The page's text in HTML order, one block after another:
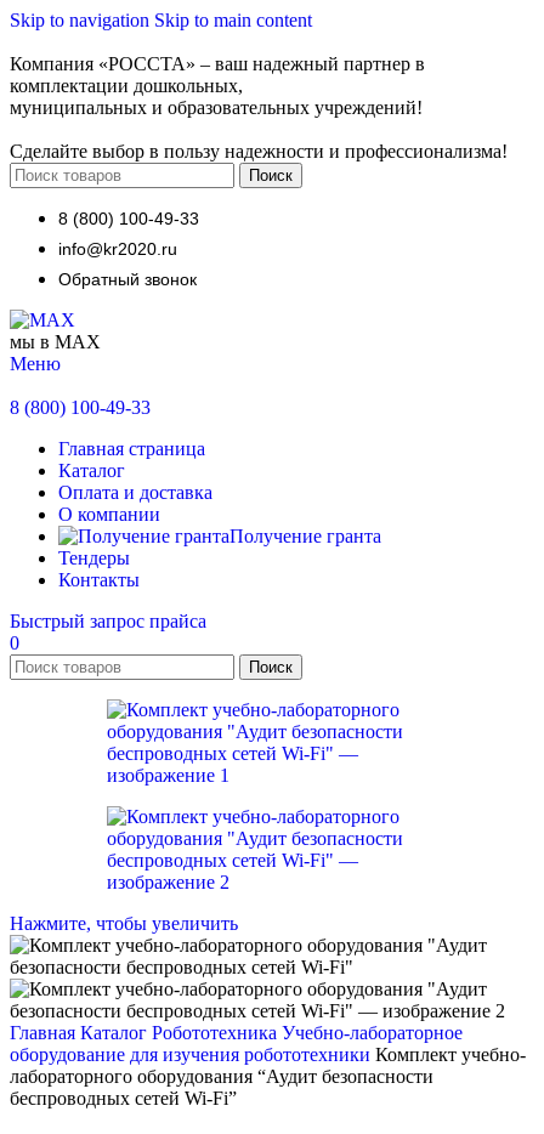
Skip to navigation Skip to main content
Компания «РОССТА» – ваш надежный партнер в
комплектации дошкольных,
муниципальных и образовательных учреждений!
Сделайте выбор в пользу надежности и профессионализма!
Поиск
8 (800) 100-49-33
info@kr2020.ru
Обратный звонок
мы в MAX
Меню
8 (800) 100-49-33
Главная страница
Каталог
Оплата и доставка
О компании
Получение гранта
Тендеры
Контакты
Быстрый запрос прайса
0
Поиск
Нажмите, чтобы увеличить
Главная Каталог Робототехника Учебно-лабораторное
оборудование для изучения робототехники Комплект учебно-
лабораторного оборудования “Аудит безопасности
беспроводных сетей Wi-Fi”